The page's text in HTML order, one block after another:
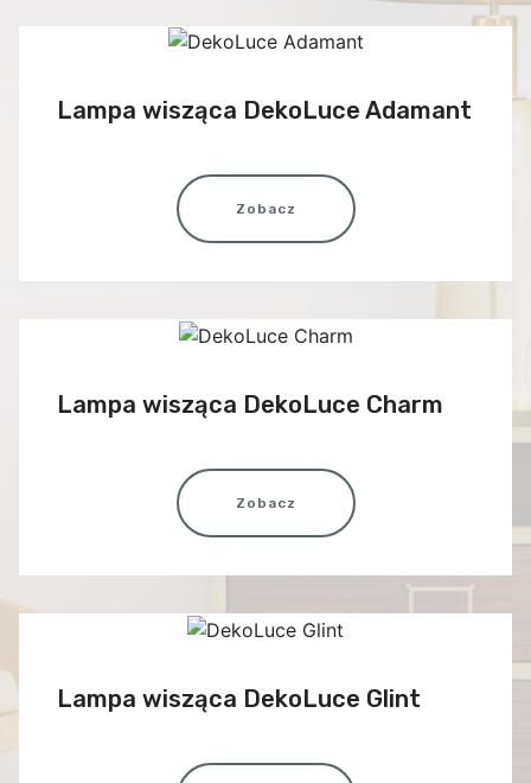
Lampa wisząca DekoLuce Adamant
Zobacz
Lampa wisząca DekoLuce Charm
Zobacz
Lampa wisząca DekoLuce Glint